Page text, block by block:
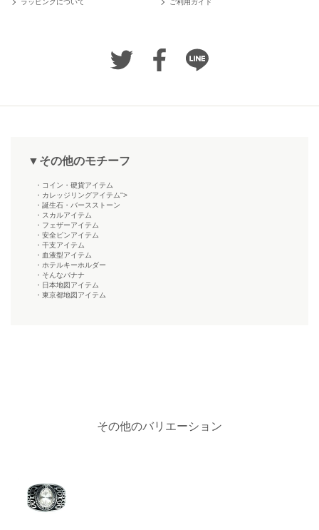
ラッピングについて ご利用ガイド
▼その他のモチーフ
・コイン・硬貨アイテム
・カレッジリングアイテム">
・誕生石・バースストーン
・スカルアイテム
・フェザーアイテム
・安全ピンアイテム
・干支アイテム
・血液型アイテム
・ホテルキーホルダー
・そんなバナナ
・日本地図アイテム
・東京都地図アイテム
その他のバリエーション